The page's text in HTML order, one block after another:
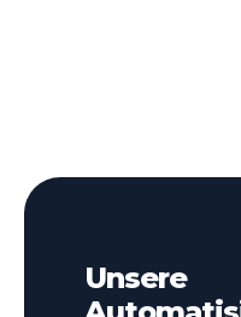
Unsere